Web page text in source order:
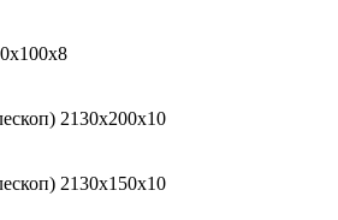
2130х200х10
2130х150х10